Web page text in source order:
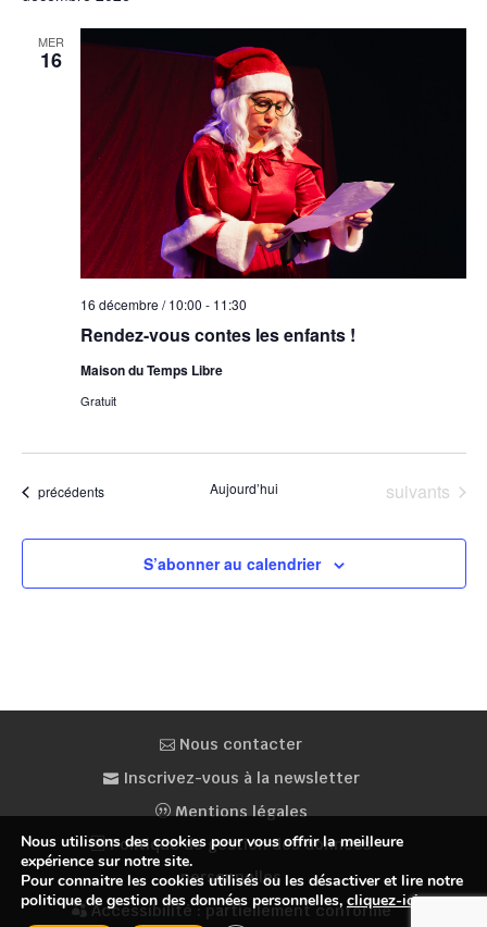
MER
16
Rendez-vous contes les enfants !
16 décembre / 10:00 - 11:30
Maison du Temps Libre
Gratuit
Évènements
précédents Aujourd’hui Évènements
suivants
S’abonner au calendrier
Nous contacter
Inscrivez-vous à la newsletter
Mentions légales
Politique de gestion des données
personnelles
Accessibilité : partiellement conforme
Nous utilisons des cookies pour vous offrir la meilleure
expérience sur notre site.
Pour connaitre les cookies utilisés ou les désactiver et lire notre
politique de gestion des données personnelles, cliquez-ici.